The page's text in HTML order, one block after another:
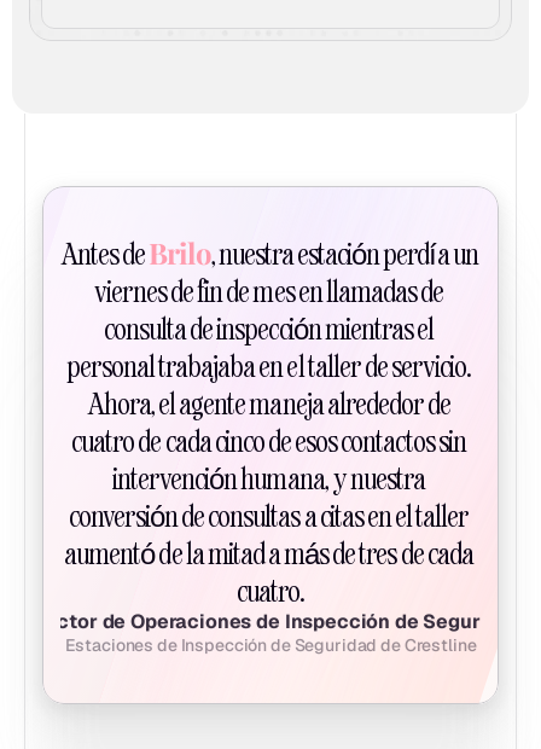
Antes de Brilo, nuestra estación perdía un
viernes de fin de mes en llamadas de
consulta de inspección mientras el
personal trabajaba en el taller de servicio.
Ahora, el agente maneja alrededor de
cuatro de cada cinco de esos contactos sin
intervención humana, y nuestra
conversión de consultas a citas en el taller
aumentó de la mitad a más de tres de cada
cuatro.
Director de Operaciones de Inspección de Seguridad
Estaciones de Inspección de Seguridad de Crestline